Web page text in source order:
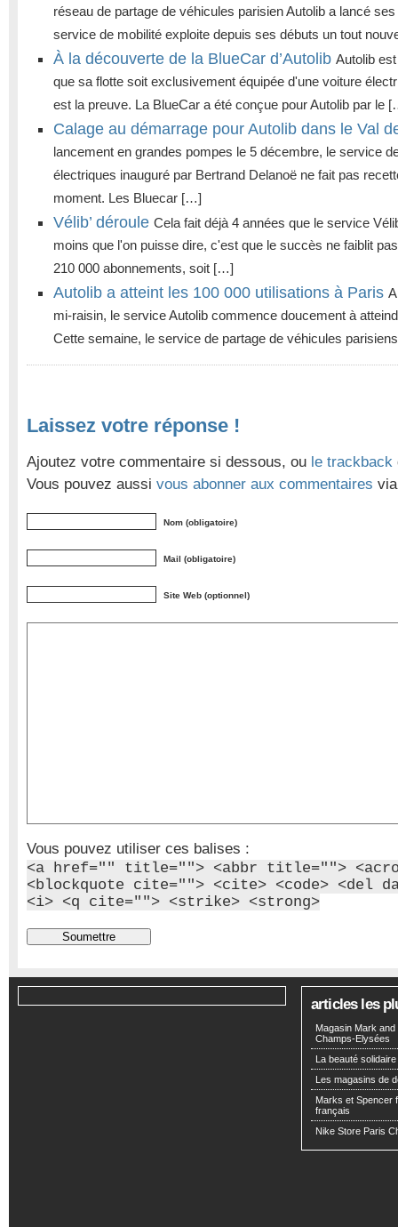
réseau de partage de véhicules parisien Autolib a lancé
service de mobilité exploite depuis ses débuts un tout
À la découverte de la BlueCar d’Autolib Autolib
que sa flotte soit exclusivement équipée d'une voiture
est la preuve. La BlueCar a été conçue pour Autolib par le
Calage au démarrage pour Autolib dans le Val
lancement en grandes pompes le 5 décembre, le service
électriques inauguré par Bertrand Delanoë ne fait pas
moment. Les Bluecar […]
Vélib’ déroule Cela fait déjà 4 années que le service
moins que l'on puisse dire, c'est que le succès ne faiblit
210 000 abonnements, soit […]
Autolib a atteint les 100 000 utilisations à Paris
mi-raisin, le service Autolib commence doucement à
Cette semaine, le service de partage de véhicules
Laissez votre réponse !
Ajoutez votre commentaire si dessous, ou le trackback
Vous pouvez aussi vous abonner aux commentaires
Nom (obligatoire)
Mail (obligatoire)
Site Web (optionnel)
Vous pouvez utiliser ces balises :
<a href="" title=""> <abbr title="">
<blockquote cite=""> <cite> <code> <del
<i> <q cite=""> <strike> <strong>
articles les
Magasin Mark
Champs-Elysées
La beauté solidaire
Les magasins de
Marks et Spencer
français
Nike Store Paris